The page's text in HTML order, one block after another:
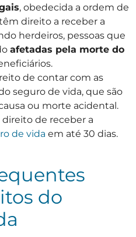
, obedecida a ordem de
direito a receber a
herdeiros, pessoas que
afetadas pela morte do
de contar com as
seguro de vida, que são
ou morte acidental.
de receber a
de vida em até 30 dias.
do